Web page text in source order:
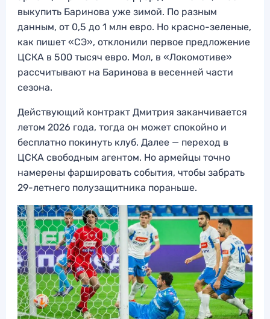
выкупить Баринова уже зимой. По разным
данным, от 0,5 до 1 млн евро. Но красно-зеленые,
как пишет «СЭ», отклонили первое предложение
ЦСКА в 500 тысяч евро. Мол, в «Локомотиве»
рассчитывают на Баринова в весенней части
сезона.
Действующий контракт Дмитрия заканчивается
летом 2026 года, тогда он может спокойно и
бесплатно покинуть клуб. Далее — переход в
ЦСКА свободным агентом. Но армейцы точно
намерены фаршировать события, чтобы забрать
29-летнего полузащитника пораньше.